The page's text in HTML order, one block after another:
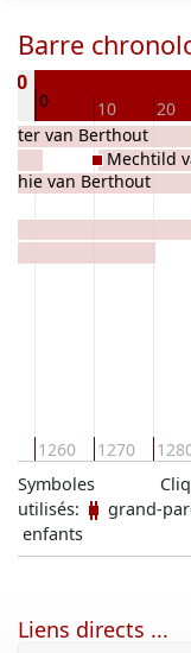
Barre
0 10 20
1260 1270
van Berthout
van Berthout
Mechtild
Symboles
utilisés:
grand-
enfants
Liens directs ...